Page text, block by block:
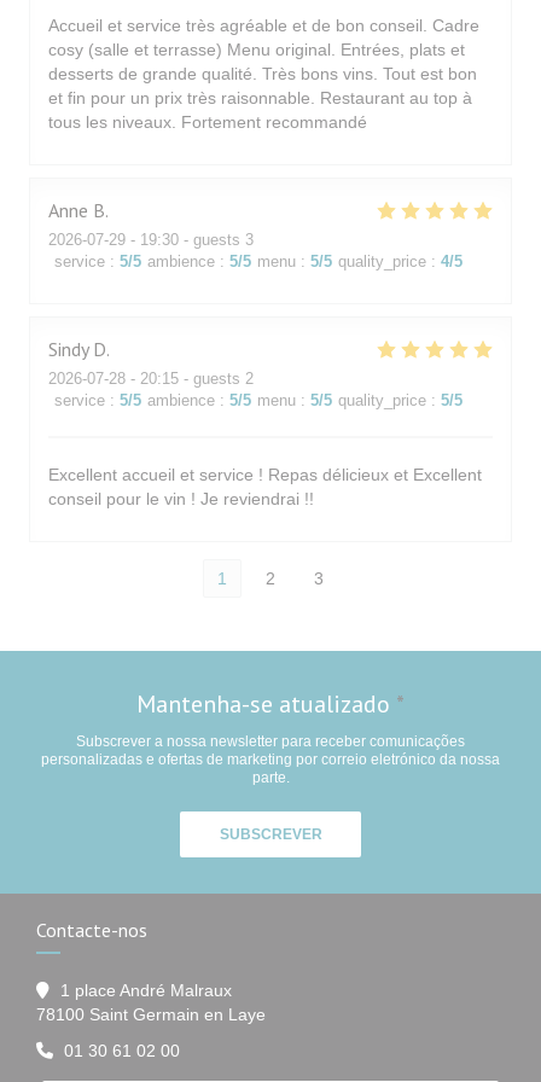
Accueil et service très agréable et de bon conseil. Cadre
cosy (salle et terrasse) Menu original. Entrées, plats et
desserts de grande qualité. Très bons vins. Tout est bon
et fin pour un prix très raisonnable. Restaurant au top à
tous les niveaux. Fortement recommandé
Anne B
2026-07-29 - 19:30 - guests 3
service : 5/5 ambience : 5/5 menu : 5/5 quality_price : 4/5
Sindy D
2026-07-28 - 20:15 - guests 2
service : 5/5 ambience : 5/5 menu : 5/5 quality_price : 5/5
Excellent accueil et service ! Repas délicieux et Excellent
conseil pour le vin ! Je reviendrai !!
1 2 3
Mantenha-se atualizado *
Subscrever a nossa newsletter para receber comunicações
personalizadas e ofertas de marketing por correio eletrónico da nossa
parte.
SUBSCREVER
Contacte-nos
1 place André Malraux
78100 Saint Germain en Laye
01 30 61 02 00